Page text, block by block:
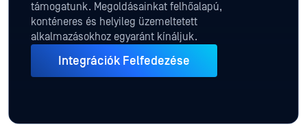
támogatunk. Megoldásainkat felhőalapú,
konténeres és helyileg üzemeltetett
alkalmazásokhoz egyaránt kínáljuk.
Integrációk Felfedezése